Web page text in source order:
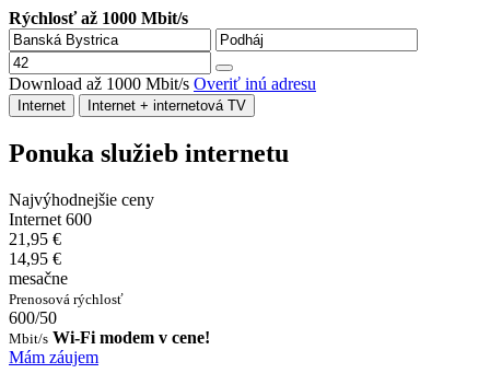
Rýchlosť až 1000 Mbit/s
Download až 1000 Mbit/s Overiť inú adresu
Internet Internet + internetová TV
Ponuka služieb internetu
Najvýhodnejšie ceny
Internet 600
21,95 €
14,95 €
mesačne
Prenosová rýchlosť
600/50
Mbit/s Wi-Fi modem v cene!
Mám záujem